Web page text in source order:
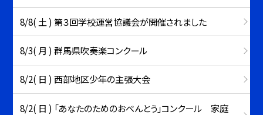
8/8( 土 ) 第３回学校運営協議会が開催されました
8/3( 月 ) 群馬県吹奏楽コンクール
8/2( 日 ) 西部地区少年の主張大会
8/2( 日 ) 「あなたのためのおべんとう」コンクール 家庭